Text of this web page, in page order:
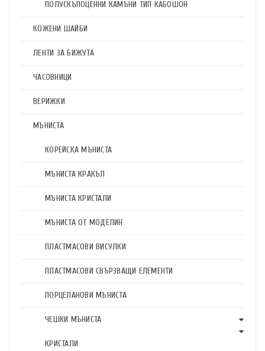
ПОЛУСКЪПОЦЕННИ КАМЪНИ ТИП КАБОШОН
КОЖЕНИ ШАЙБИ
ЛЕНТИ ЗА БИЖУТА
ЧАСОВНИЦИ
ВЕРИЖКИ
МЪНИСТА
КОРЕЙСКА МЪНИСТА
МЪНИСТА КРАКЪЛ
МЪНИСТА КРИСТАЛИ
МЪНИСТА ОТ МОДЕЛИН
ПЛАСТМАСОВИ ВИСУЛКИ
ПЛАСТМАСОВИ СВЪРЗВАЩИ ЕЛЕМЕНТИ
ПОРЦЕЛАНОВИ МЪНИСТА
ЧЕШКИ МЪНИСТА
КРИСТАЛИ